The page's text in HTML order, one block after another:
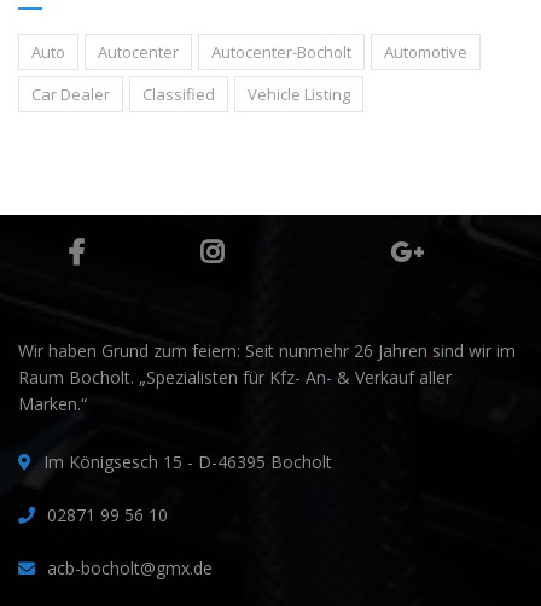
Auto Autocenter Autocenter-Bocholt
Automotive
Car Dealer
Classified Vehicle Listing
Wir haben Grund zum feiern: Seit nunmehr 26 Jahren sind wir im
Raum Bocholt. „Spezialisten für Kfz- An- & Verkauf aller
Marken.“
Im Königsesch 15 - D-46395 Bocholt
02871 99 56 10
acb-bocholt@gmx.de